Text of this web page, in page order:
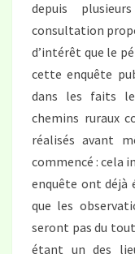
depuis
consultation
d’intérêt que le
cette enquête
dans les faits
chemins ruraux
réalisés avant
commencé : cela
enquête ont déjà
que les
seront pas du
étant un des